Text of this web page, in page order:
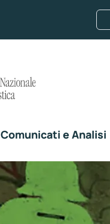
Comunicati e Analisi